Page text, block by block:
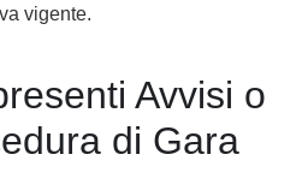
vigente.
Avvisi o
di Gara